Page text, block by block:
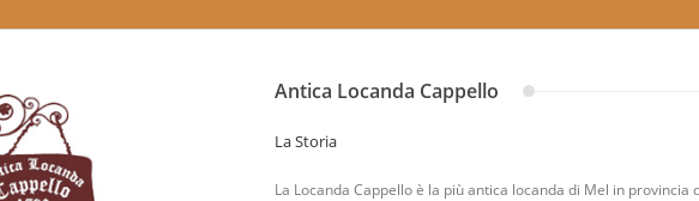
Antica Locanda Cappello
La Storia
La Locanda Cappello è la più antica locanda di Mel in provincia